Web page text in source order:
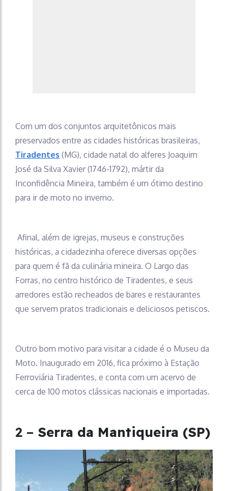
Com um dos conjuntos arquitetônicos mais
preservados entre as cidades históricas brasileiras,
Tiradentes (MG), cidade natal do alferes Joaquim
José da Silva Xavier (1746-1792), mártir da
Inconfidência Mineira, também é um ótimo destino
para ir de moto no inverno.
Afinal, além de igrejas, museus e construções
históricas, a cidadezinha oferece diversas opções
para quem é fã da culinária mineira. O Largo das
Forras, no centro histórico de Tiradentes, e seus
arredores estão recheados de bares e restaurantes
que servem pratos tradicionais e deliciosos petiscos.
Outro bom motivo para visitar a cidade é o Museu da
Moto. Inaugurado em 2016, fica próximo à Estação
Ferroviária Tiradentes, e conta com um acervo de
cerca de 100 motos clássicas nacionais e importadas.
2 – Serra da Mantiqueira (SP)